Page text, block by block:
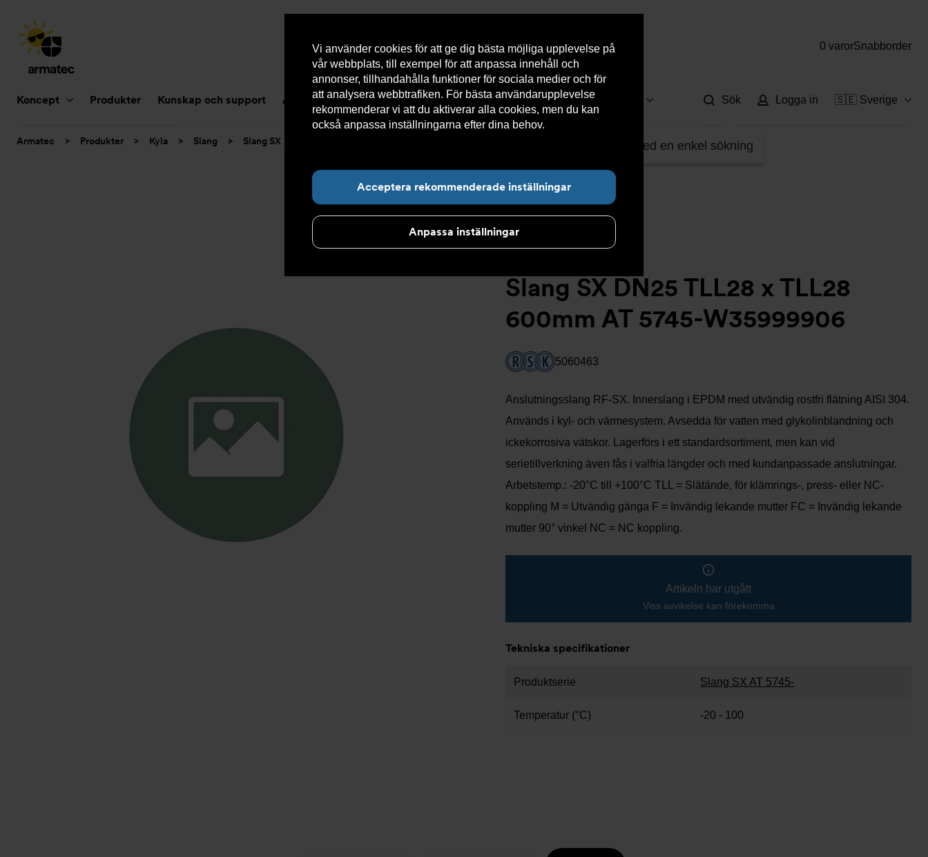
Vi använder cookies för att ge dig bästa möjliga upplevelse på
vår webbplats, till exempel för att anpassa innehåll och
annonser, tillhandahålla funktioner för sociala medier och för
att analysera webbtrafiken. För bästa användarupplevelse
rekommenderar vi att du aktiverar alla cookies, men du kan
också anpassa inställningarna efter dina behov.
Acceptera rekommenderade inställningar
Anpassa inställningar
0 varorSnabborder
Koncept Produkter Kunskap och support Aktuellt Om Armatec Hållbarhet Kontakta oss Kundservice
Hitta det du letar efter med en enkel sökning
Sök Logga in 🇸🇪 Sverige
Du
Armatec > Produkter > Kyla > Slang > Slang SX Slang SX DN25 TLL28 x TLL28 600mm AT 5745-W35999906
Slang SX DN25 TLL28 x TLL28
600mm AT 5745-W35999906
5060463
Anslutningsslang RF-SX. Innerslang i EPDM med utvändig rostfri flätning AISI 304.
Används i kyl- och värmesystem. Avsedda för vatten med glykolinblandning och
ickekorrosiva vätskor. Lagerförs i ett standardsortiment, men kan vid
serietillverkning även fås i valfria längder och med kundanpassade anslutningar.
Arbetstemp.: -20°C till +100°C TLL = Slätände, för klämrings-, press- eller NC-
koppling M = Utvändig gänga F = Invändig lekande mutter FC = Invändig lekande
mutter 90° vinkel NC = NC koppling.
Artikeln har utgått
Viss avvikelse kan förekomma
Tekniska specifikationer
Produktserie Slang SX AT 5745-
Temperatur (°C) -20 - 100